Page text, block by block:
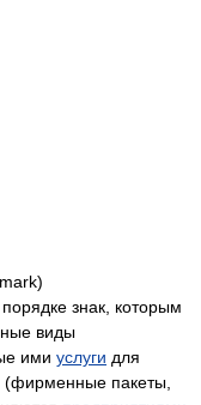
знак, которым
виды
ими услуги для
(фирменные пакеты,